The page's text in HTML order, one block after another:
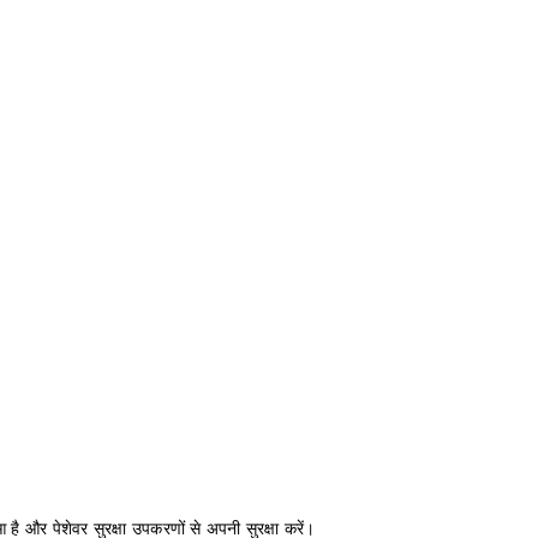
और पेशेवर सुरक्षा उपकरणों से अपनी सुरक्षा करें।